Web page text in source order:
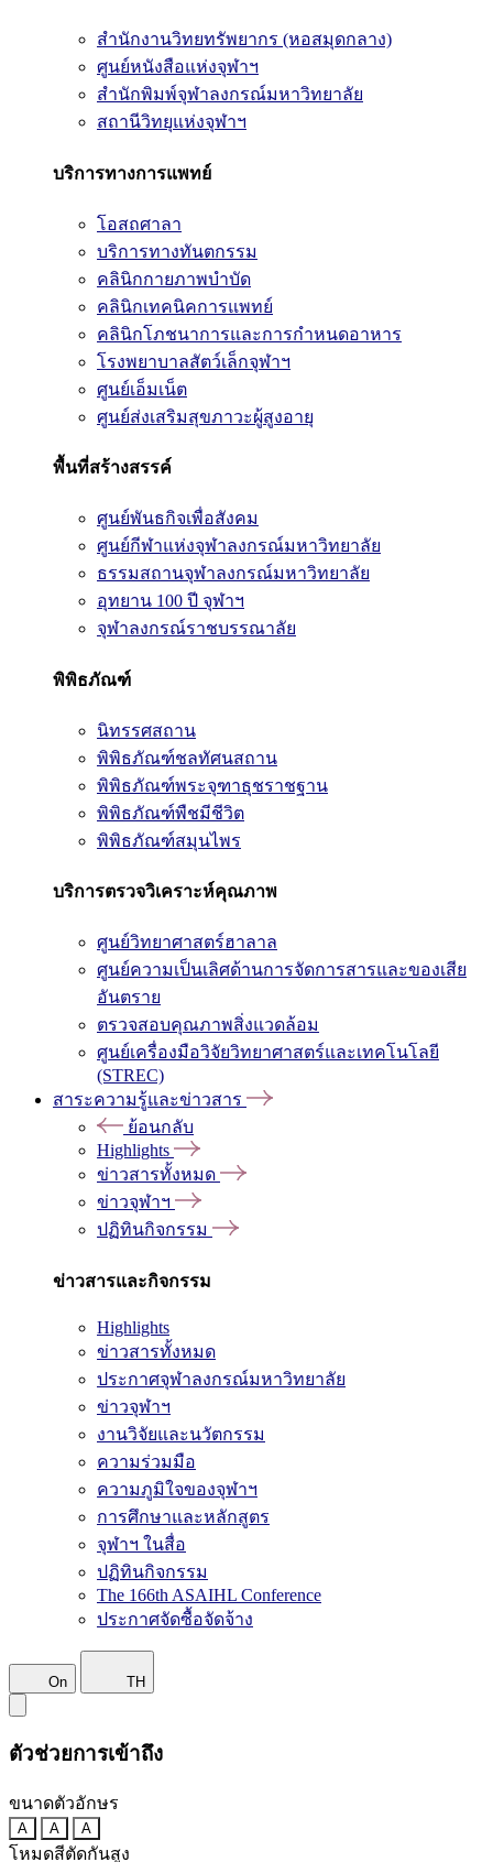
สำนักงานวิทยทรัพยากร (หอสมุดกลาง)
ศูนย์หนังสือแห่งจุฬาฯ
สำนักพิมพ์จุฬาลงกรณ์มหาวิทยาลัย
สถานีวิทยุแห่งจุฬาฯ
บริการทางการแพทย์
โอสถศาลา
บริการทางทันตกรรม
คลินิกกายภาพบำบัด
คลินิกเทคนิคการแพทย์
คลินิกโภชนาการและการกำหนดอาหาร
โรงพยาบาลสัตว์เล็กจุฬาฯ
ศูนย์เอ็มเน็ต
ศูนย์ส่งเสริมสุขภาวะผู้สูงอายุ
พื้นที่สร้างสรรค์
ศูนย์พันธกิจเพื่อสังคม
ศูนย์กีฬาแห่งจุฬาลงกรณ์มหาวิทยาลัย
ธรรมสถานจุฬาลงกรณ์มหาวิทยาลัย
อุทยาน 100 ปี จุฬาฯ
จุฬาลงกรณ์ราชบรรณาลัย
พิพิธภัณฑ์
นิทรรศสถาน
พิพิธภัณฑ์ชลทัศนสถาน
พิพิธภัณฑ์พระจุฑาธุชราชฐาน
พิพิธภัณฑ์พืชมีชีวิต
พิพิธภัณฑ์สมุนไพร
บริการตรวจวิเคราะห์คุณภาพ
ศูนย์วิทยาศาสตร์ฮาลาล
ศูนย์ความเป็นเลิศด้านการจัดการสารและของเสีย
อันตราย
ตรวจสอบคุณภาพสิ่งแวดล้อม
ศูนย์เครื่องมือวิจัยวิทยาศาสตร์และเทคโนโลยี
(STREC)
สาระความรู้และข่าวสาร
ย้อนกลับ
Highlights
ข่าวสารทั้งหมด
ข่าวจุฬาฯ
ปฏิทินกิจกรรม
ข่าวสารและกิจกรรม
Highlights
ข่าวสารทั้งหมด
ประกาศจุฬาลงกรณ์มหาวิทยาลัย
ข่าวจุฬาฯ
งานวิจัยและนวัตกรรม
ความร่วมมือ
ความภูมิใจของจุฬาฯ
การศึกษาและหลักสูตร
จุฬาฯ ในสื่อ
ปฏิทินกิจกรรม
The 166th ASAIHL Conference
ประกาศจัดซื้อจัดจ้าง
On TH
ตัวช่วยการเข้าถึง
ขนาดตัวอักษร
A A A
โหมดสีตัดกันสูง